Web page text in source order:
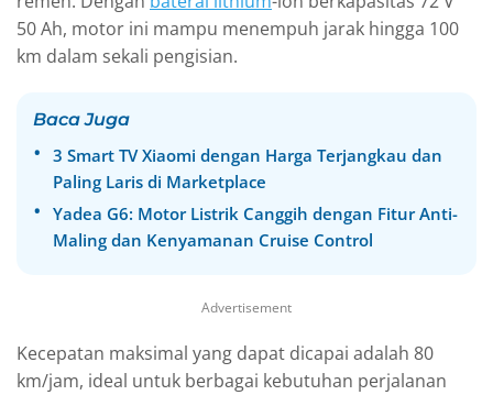
50 Ah, motor ini mampu menempuh jarak hingga 100
km dalam sekali pengisian.
Baca Juga
3 Smart TV Xiaomi dengan Harga Terjangkau dan
Paling Laris di Marketplace
Yadea G6: Motor Listrik Canggih dengan Fitur Anti-
Maling dan Kenyamanan Cruise Control
Advertisement
Kecepatan maksimal yang dapat dicapai adalah 80
km/jam, ideal untuk berbagai kebutuhan perjalanan